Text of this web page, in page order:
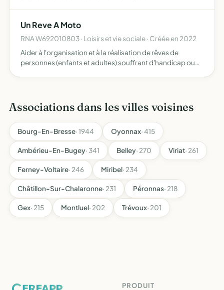
Un Reve A Moto
RNA W692010803 · Loisirs et vie sociale · Créée en 2022
Aider à l'organisation et à la réalisation de rêves de
personnes (enfants et adultes) souffrant d'handicap ou
Associations dans les villes voisines
Bourg-En-Bresse· 1944 Oyonnax· 415
Ambérieu-En-Bugey· 341 Belley· 270 Viriat· 261
Ferney-Voltaire· 246 Miribel· 234
Châtillon-Sur-Chalaronne· 231 Péronnas· 218
Gex· 215 Montluel· 202 Trévoux· 201
PRODUIT